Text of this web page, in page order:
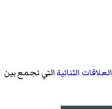
العلاقات الثنائيةالتي تجمع بين